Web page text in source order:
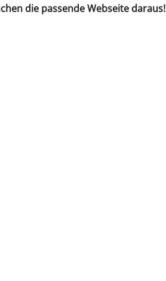
die passende Webseite daraus!